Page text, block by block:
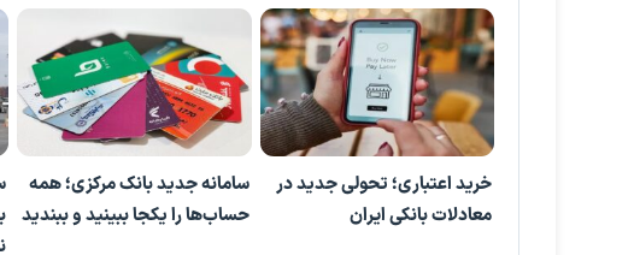
خرید اعتباری؛ تحولی جدید در
معادلات بانکی ایران
سامانه جدید بانک مرکزی؛ همه
حساب‌ها را یکجا ببینید و ببندید